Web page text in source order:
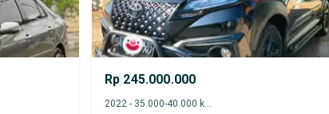
Rp 245.000.000
2022 - 35.000-40.000 km